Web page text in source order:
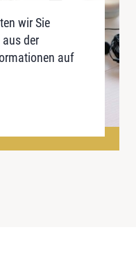
wir Sie
der
auf